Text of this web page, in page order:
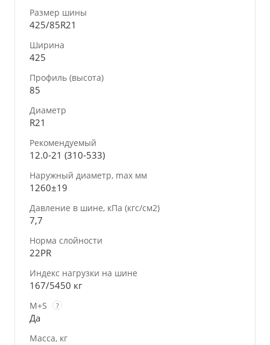
Размер шины
425/85R21
Ширина
425
Профиль (высота)
85
Диаметр
R21
Рекомендуемый
12.0-21 (310-533)
Наружный диаметр, max мм
1260±19
Давление в шине, кПа (кгс/см2)
7,7
Норма слойности
22PR
Индекс нагрузки на шине
167/5450 кг
M+S ?
Да
Масса, кг